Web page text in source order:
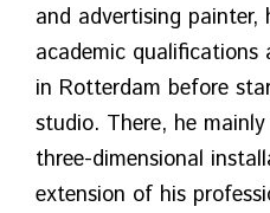
and advertising
academic qualifications
in Rotterdam before
studio. There, he
three-dimensional
extension of his